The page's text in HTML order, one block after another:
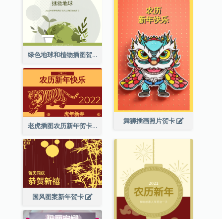
绿色地球和植物插图贺卡
舞狮插画照片贺卡
老虎插图农历新年贺卡
国风图案新年贺卡